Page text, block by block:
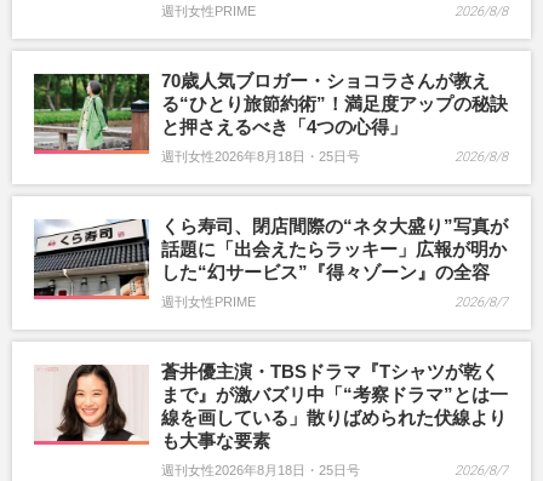
週刊女性PRIME 2026/8/8
70歳人気ブロガー・ショコラさんが教え
る“ひとり旅節約術”！満足度アップの秘訣
と押さえるべき「4つの心得」
週刊女性2026年8月18日・25日号 2026/8/8
くら寿司、閉店間際の“ネタ大盛り”写真が
話題に「出会えたらラッキー」広報が明か
した“幻サービス”『得々ゾーン』の全容
週刊女性PRIME 2026/8/7
蒼井優主演・TBSドラマ『Tシャツが乾く
まで』が激バズリ中「“考察ドラマ”とは一
線を画している」散りばめられた伏線より
も大事な要素
週刊女性2026年8月18日・25日号 2026/8/7